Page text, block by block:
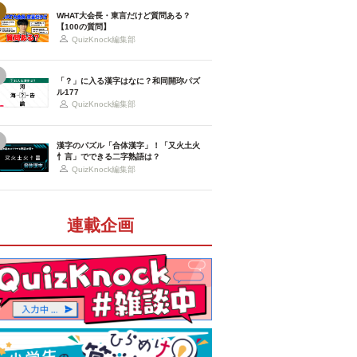
WHAT大会長・東言だけど質問ある？
【100の質問】
QuizKnock編集部
「？」に入る漢字はなに？和同開珎パズ
ル177
QuizKnock編集部
漢字のパズル「合体漢字」！「又火土火
忄言」でできる二字熟語は？
QuizKnock編集部
連載企画